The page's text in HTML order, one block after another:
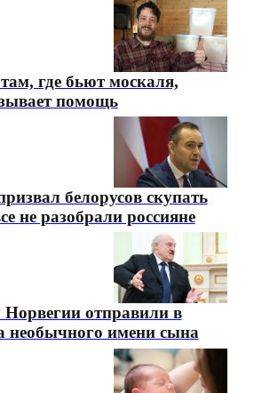
где бьют москаля,
помощь
белорусов скупать
не разобрали россияне
отправили в
необычного имени сына